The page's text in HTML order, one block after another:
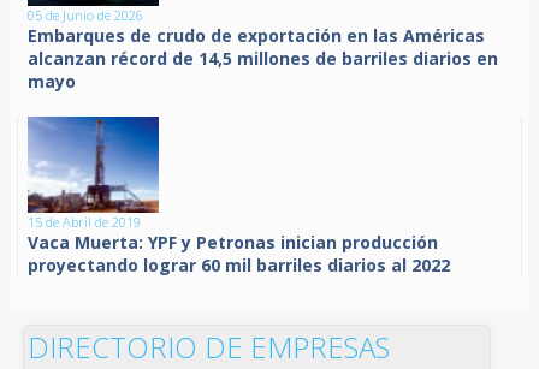
05 de Junio de 2026
Embarques de crudo de exportación en las Américas
alcanzan récord de 14,5 millones de barriles diarios en
mayo
15 de Abril de 2019
Vaca Muerta: YPF y Petronas inician producción
proyectando lograr 60 mil barriles diarios al 2022
DIRECTORIO DE EMPRESAS